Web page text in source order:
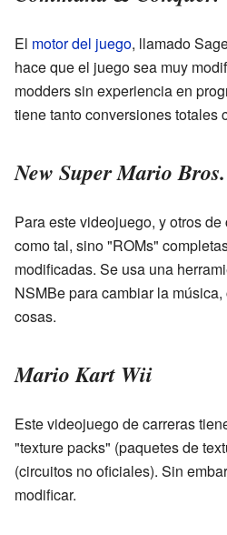
El motor del juego, llamado
hace que el juego sea muy
modders sin experiencia en
tiene tanto conversiones totales
New Super Mario
Para este videojuego, y otros
como tal, sino "ROMs"
modificadas. Se usa una
NSMBe para cambiar la
cosas.
Mario Kart Wii
Este videojuego de carreras
"texture packs" (paquetes de
(circuitos no oficiales). Sin
modificar.